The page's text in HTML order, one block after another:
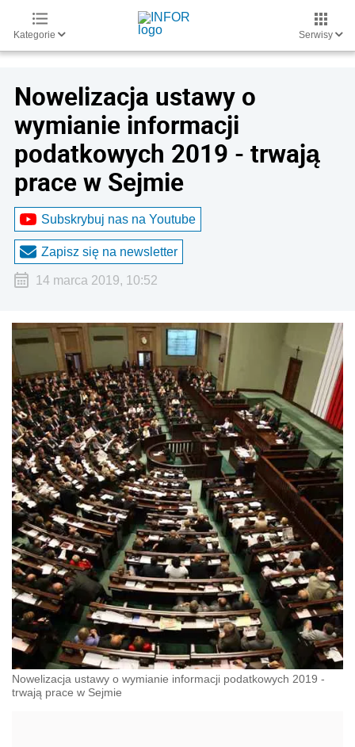
Kategorie Serwisy
Nowelizacja ustawy o
wymianie informacji
podatkowych 2019 - trwają
prace w Sejmie
Subskrybuj nas na Youtube
Zapisz się na newsletter
14 marca 2019, 10:52
Nowelizacja ustawy o wymianie informacji podatkowych 2019 -
trwają prace w Sejmie